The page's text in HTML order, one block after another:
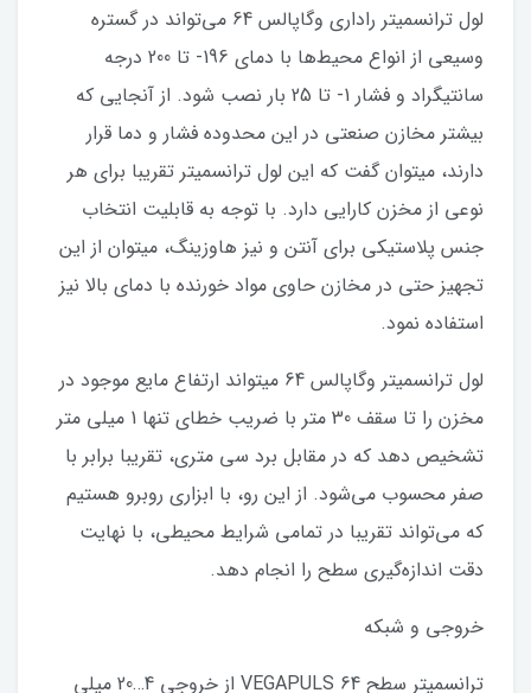
لول ترانسمیتر راداری وگاپالس 64 می‌تواند در گستره
وسیعی از انواع محیط‌ها با دمای 196- تا 200 درجه
سانتیگراد و فشار 1- تا 25 بار نصب شود. از آنجایی که
بیشتر مخازن صنعتی در این محدوده فشار و دما قرار
دارند، میتوان گفت که این لول ترانسمیتر تقریبا برای هر
نوعی از مخزن کارایی دارد. با توجه به قابلیت انتخاب
جنس پلاستیکی برای آنتن و نیز هاوزینگ، میتوان از این
تجهیز حتی در مخازن حاوی مواد خورنده با دمای بالا نیز
استفاده نمود.
لول ترانسمیتر وگاپالس 64 میتواند ارتفاع مایع موجود در
مخزن را تا سقف 30 متر با ضریب خطای تنها 1 میلی متر
تشخیص دهد که در مقابل برد سی متری، تقریبا برابر با
صفر محسوب می‌شود. از این رو، با ابزاری روبرو هستیم
که می‌تواند تقریبا در تمامی شرایط محیطی، با نهایت
دقت اندازه‌گیری سطح را انجام دهد.
خروجی و شبکه
ترانسمیتر سطح VEGAPULS 64 از خروجی 4…20 میلی